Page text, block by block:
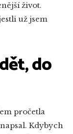
život.
už jsem
do
pročetla
Kdybych